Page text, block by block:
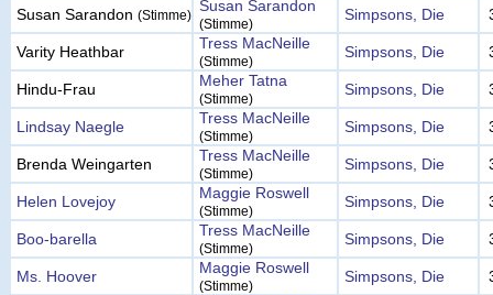
Susan Sarandon (Stimme)
Susan Sarandon
(Stimme)
Simpsons, Die
Varity Heathbar Tress MacNeille
(Stimme)
Simpsons, Die
Hindu-Frau Meher Tatna
(Stimme)
Simpsons, Die
Lindsay Naegle Tress MacNeille
(Stimme)
Simpsons, Die
Brenda Weingarten Tress MacNeille
(Stimme)
Simpsons, Die
Helen Lovejoy Maggie Roswell
(Stimme)
Simpsons, Die
Boo-barella Tress MacNeille
(Stimme)
Simpsons, Die
Ms. Hoover Maggie Roswell
(Stimme)
Simpsons, Die